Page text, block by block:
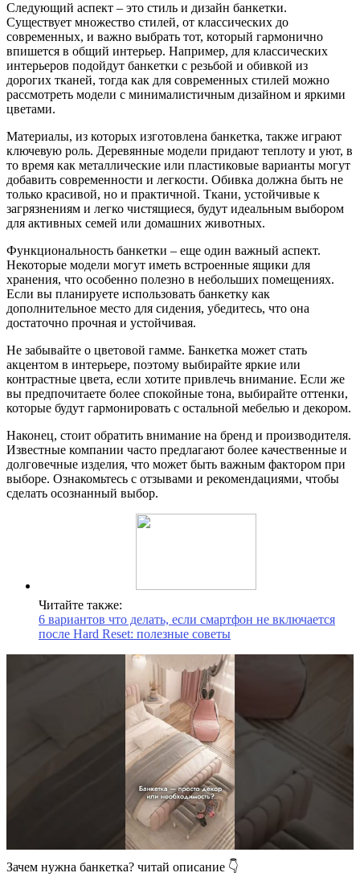
Следующий аспект – это стиль и дизайн банкетки.
Существует множество стилей, от классических до
современных, и важно выбрать тот, который гармонично
впишется в общий интерьер. Например, для классических
интерьеров подойдут банкетки с резьбой и обивкой из
дорогих тканей, тогда как для современных стилей можно
рассмотреть модели с минималистичным дизайном и яркими
цветами.
Материалы, из которых изготовлена банкетка, также играют
ключевую роль. Деревянные модели придают теплоту и уют, в
то время как металлические или пластиковые варианты могут
добавить современности и легкости. Обивка должна быть не
только красивой, но и практичной. Ткани, устойчивые к
загрязнениям и легко чистящиеся, будут идеальным выбором
для активных семей или домашних животных.
Функциональность банкетки – еще один важный аспект.
Некоторые модели могут иметь встроенные ящики для
хранения, что особенно полезно в небольших помещениях.
Если вы планируете использовать банкетку как
дополнительное место для сидения, убедитесь, что она
достаточно прочная и устойчивая.
Не забывайте о цветовой гамме. Банкетка может стать
акцентом в интерьере, поэтому выбирайте яркие или
контрастные цвета, если хотите привлечь внимание. Если же
вы предпочитаете более спокойные тона, выбирайте оттенки,
которые будут гармонировать с остальной мебелью и декором.
Наконец, стоит обратить внимание на бренд и производителя.
Известные компании часто предлагают более качественные и
долговечные изделия, что может быть важным фактором при
выборе. Ознакомьтесь с отзывами и рекомендациями, чтобы
сделать осознанный выбор.
Читайте также:
6 вариантов что делать, если смартфон не включается
после Hard Reset: полезные советы
Зачем нужна банкетка? читай описание 👇